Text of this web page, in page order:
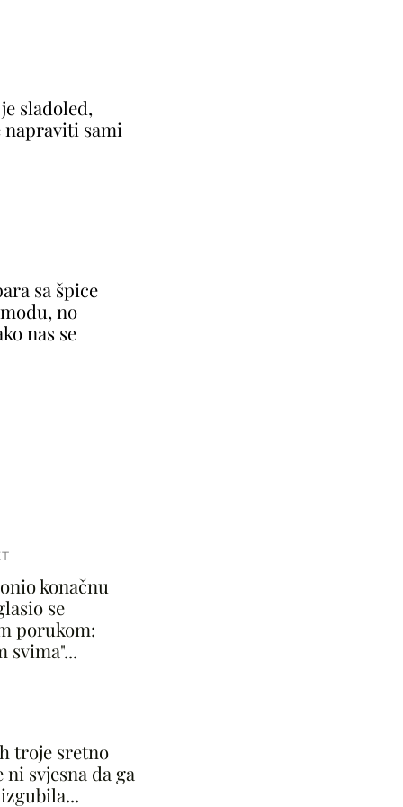
sladoled,
napraviti sami
sa špice
no
nas se
konačnu
se
porukom:
svima"...
troje sretno
ni svjesna da ga